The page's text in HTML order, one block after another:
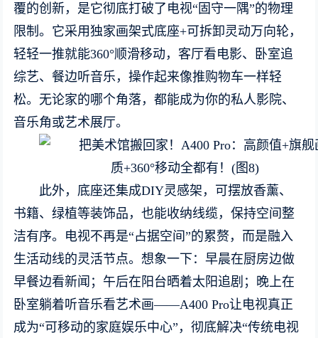
覆的创新，是它彻底打破了电视“固守一隅”的物理
限制。它采用独家画架式底座+可拆卸灵动万向轮，
轻轻一推就能360°顺滑移动，客厅看电影、卧室追
综艺、餐边听音乐，操作起来像推购物车一样轻
松。无论家的哪个角落，都能成为你的私人影院、
音乐角或艺术展厅。
此外，底座还集成DIY灵感架，可摆放香薰、
书籍、绿植等装饰品，也能收纳线缆，保持空间整
洁有序。电视不再是“占据空间”的累赘，而是融入
生活动线的灵活节点。想象一下：早晨在厨房边做
早餐边看新闻；午后在阳台晒着太阳追剧；晚上在
卧室躺着听音乐看艺术画——A400 Pro让电视真正
成为“可移动的家庭娱乐中心”，彻底解决“传统电视